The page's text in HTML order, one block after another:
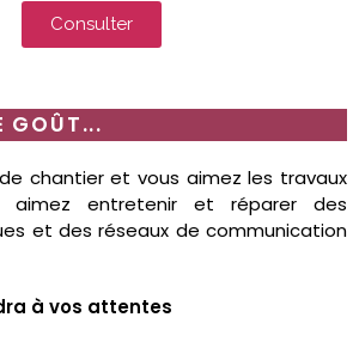
Consulter
GOÛT...
chantier et vous aimez les travaux
aimez entretenir et réparer des
et des réseaux de communication
à vos attentes